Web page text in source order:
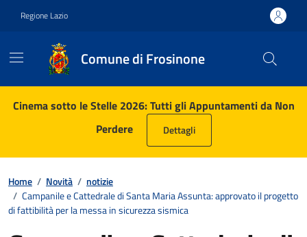
Regione Lazio
Comune di Frosinone
Contenuti in evidenza
Cinema sotto le Stelle 2026: Tutti gli Appuntamenti da Non
Perdere
Dettagli
Home / Novità / notizie
/ Campanile e Cattedrale di Santa Maria Assunta: approvato il progetto
di fattibilità per la messa in sicurezza sismica